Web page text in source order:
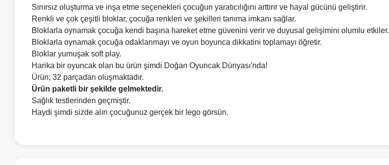
Sınırsız oluşturma ve inşa etme seçenekleri çocuğun yaratıcılığını arttırır ve hayal gücünü geliştirir.
Renkli ve çok çeşitli bloklar, çocuğa renkleri ve şekilleri tanıma imkanı sağlar.
Bloklarla oynamak çocuğa kendi başına hareket etme güvenini verir ve duyusal gelişimini olumlu etkiler.
Bloklarla oynamak çocuğa odaklanmayı ve oyun boyunca dikkatini toplamayı öğretir.
Bloklar yumuşak soft play.
Harika bir oyuncak olan bu ürün şimdi Doğan Oyuncak Dünyası'nda!
Ürün; 32 parçadan oluşmaktadır.
Ürün paketli bir şekilde gelmektedir.
Sağlık testlerinden geçmiştir.
Haydi şimdi sizde alın çocuğunuz gerçek bir lego görsün.